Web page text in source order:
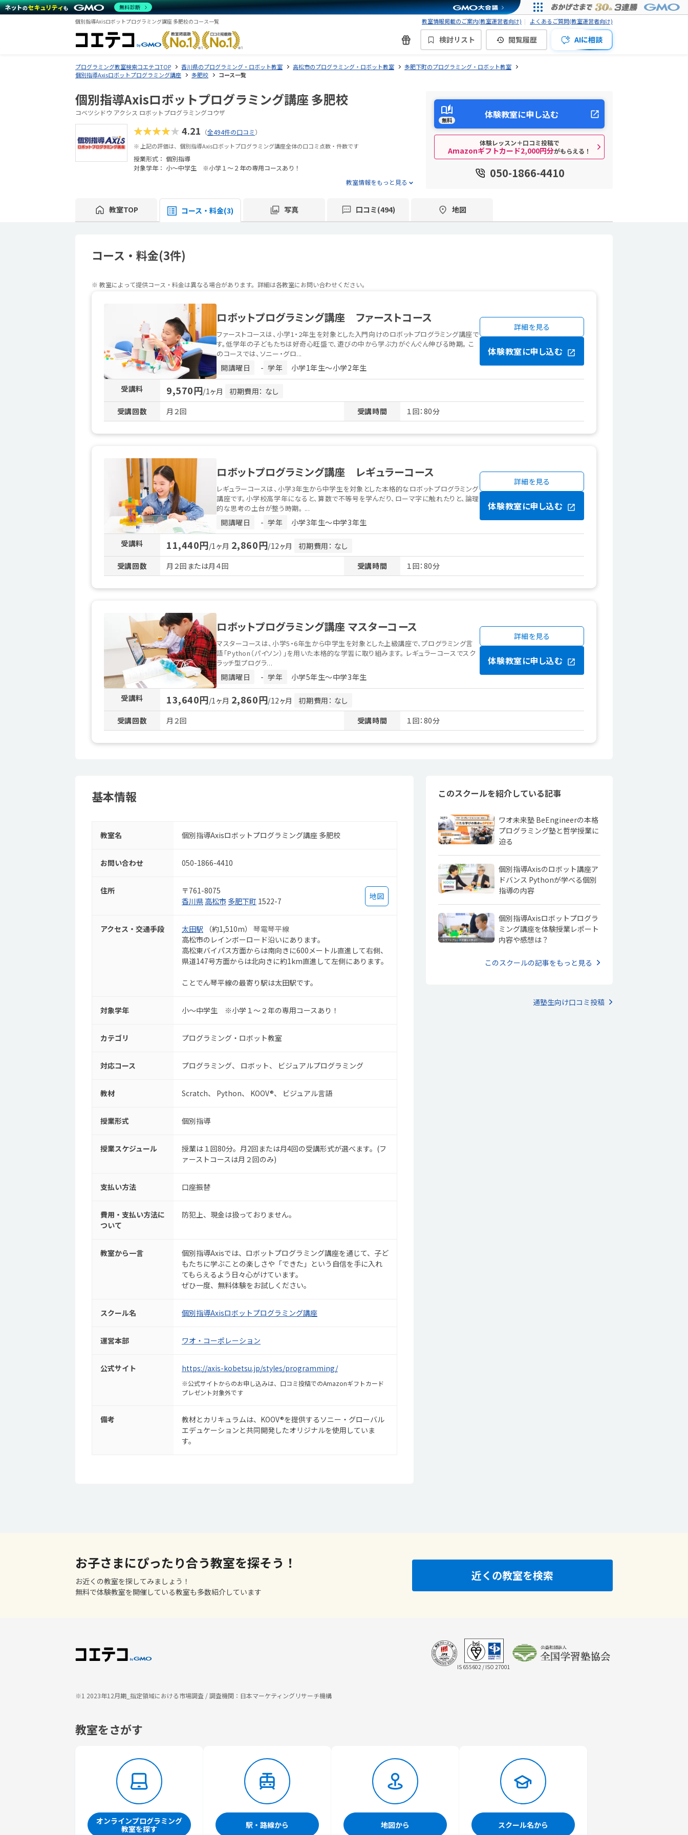
個別指導Axisロボットプログラミング講座 多肥校のコース一覧 教室情報掲載のご案内(教室運営者向け) よくあるご質問(教室運営者向け)
検討リスト 閲覧履歴 AIに相談
プログラミング教室検索コエテコTOP 香川県のプログラミング・ロボット教室 高松市のプログラミング・ロボット教室
多肥下町のプログラミング・ロボット教室
個別指導Axisロボットプログラミング講座
多肥校 コース一覧
個別指導Axisロボットプログラミング講座 多肥校
コベツシドウ アクシス ロボットプログラミングコウザ
★★★★★4.21 （全494件の口コミ）
※ 上記の評価は、個別指導Axisロボットプログラミング講座全体の口コミ点数・件数です
授業形式： 個別指導
対象学年： 小～中学生 ※小学１～２年の専用コースあり！
教室情報をもっと見る
無料 体験教室に申し込む
体験レッスン＋口コミ投稿で
Amazonギフトカード2,000円分がもらえる！
050-1866-4410
教室TOP コース・料金(3) 写真 口コミ(494) 地図
コース・料金(3件)
※ 教室によって提供コース・料金は異なる場合があります。詳細は各教室にお問い合わせください。
ロボットプログラミング講座 ファーストコース
ファーストコースは、小学1・2年生を対象とした入門向けのロボットプログラミング講座で
す。低学年の子どもたちは好奇心旺盛で、遊びの中から学ぶ力がぐんぐん伸びる時期。 こ
のコースでは、ソニー・グロ...
開講曜日 - 学年 小学1年生〜小学2年生
詳細を見る
体験教室に申し込む
受講料 9,570円/1ヶ月
初期費用： なし
受講回数
月２回 受講時間 １回：80分
ロボットプログラミング講座 レギュラーコース
レギュラーコースは、小学3年生から中学生を対象とした本格的なロボットプログラミング
講座です。小学校高学年になると、算数で不等号を学んだり、ローマ字に触れたりと、論理
的な思考の土台が整う時期。 ...
開講曜日 - 学年 小学3年生〜中学3年生
詳細を見る
体験教室に申し込む
受講料 11,440円/1ヶ月 2,860円/12ヶ月
初期費用： なし
受講回数
月２回または月４回 受講時間 １回：80分
ロボットプログラミング講座 マスターコース
マスターコースは、小学5・6年生から中学生を対象とした上級講座で、プログラミング言
語「Python（パイソン）」を用いた本格的な学習に取り組みます。 レギュラーコースでスク
ラッチ型プログラ...
開講曜日 - 学年 小学5年生〜中学3年生
詳細を見る
体験教室に申し込む
受講料 13,640円/1ヶ月 2,860円/12ヶ月
初期費用： なし
受講回数
月２回 受講時間 １回：80分
基本情報
教室名 個別指導Axisロボットプログラミング講座 多肥校
お問い合わせ 050-1866-4410
住所
〒761-8075
香川県 高松市 多肥下町 1522-7
地図
アクセス・交通手段 太田駅 （約1,510m） 琴電琴平線
高松市のレインボーロード沿いにあります。
高松東バイパス方面からは南向きに600メートル直進して右側、
県道147号方面からは北向きに約1km直進して左側にあります。
ことでん琴平線の最寄り駅は太田駅です。
対象学年 小～中学生 ※小学１～２年の専用コースあり！
カテゴリ プログラミング・ロボット教室
対応コース プログラミング ロボット ビジュアルプログラミング
教材 Scratch Python KOOV® ビジュアル言語
授業形式 個別指導
授業スケジュール
授業は１回80分。月2回または月4回の受講形式が選べます。(フ
ァーストコースは月２回のみ)
支払い方法 口座振替
費用・支払い方法に
ついて
防犯上、現金は扱っておりません。
教室から一言
個別指導Axisでは、ロボットプログラミング講座を通じて、子ど
もたちに学ぶことの楽しさや「できた」という自信を手に入れ
てもらえるよう日々心がけています。
ぜひ一度、無料体験をお試しください。
スクール名 個別指導Axisロボットプログラミング講座
運営本部 ワオ・コーポレーション
公式サイト https://axis-kobetsu.jp/styles/programming/
※公式サイトからのお申し込みは、口コミ投稿でのAmazonギフトカード
プレゼント対象外です
備考
教材とカリキュラムは、KOOV®を提供するソニー・グローバル
エデュケーションと共同開発したオリジナルを使用していま
す。
このスクールを紹介している記事
ワオ未来塾 BeEngineerの本格
プログラミング塾と哲学授業に
迫る
個別指導Axisのロボット講座ア
ドバンス Pythonが学べる個別
指導の内容
個別指導Axisロボットプログラ
ミング講座を体験授業レポート
内容や感想は？
このスクールの記事をもっと見る
通塾生向け口コミ投稿
お子さまにぴったり合う教室を探そう！
お近くの教室を探してみましょう！
無料で体験教室を開催している教室も多数紹介しています
近くの教室を検索
IS 655602 / ISO 27001
※1 2023年12月期_指定領域における市場調査 / 調査機関：日本マーケティングリサーチ機構
教室をさがす
オンラインプログラミング
教室を探す
駅・路線から 地図から スクール名から
無料診断